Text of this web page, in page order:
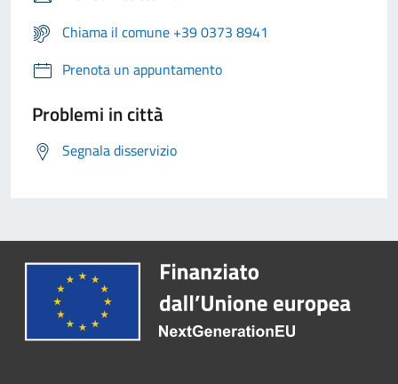
Chiama il comune +39 0373 8941
Prenota un appuntamento
Problemi in città
Segnala disservizio